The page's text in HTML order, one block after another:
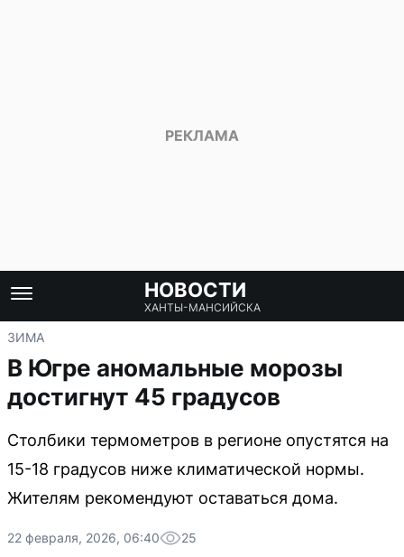
НОВОСТИ
ХАНТЫ-МАНСИЙСКА
ЗИМА
В Югре аномальные морозы
достигнут 45 градусов
Столбики термометров в регионе опустятся на
15-18 градусов ниже климатической нормы.
Жителям рекомендуют оставаться дома.
22 февраля, 2026, 06:40 25